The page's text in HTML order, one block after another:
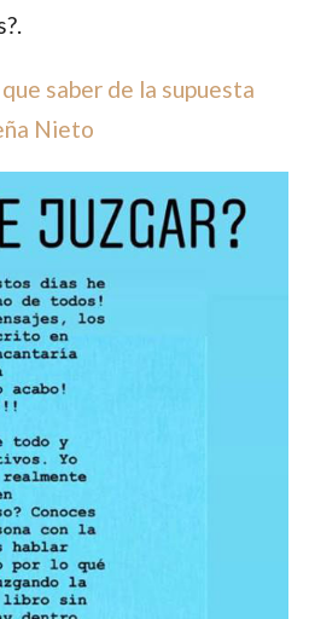
saber de la supuesta
Nieto